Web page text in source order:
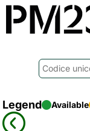
Legend Available